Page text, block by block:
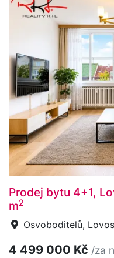
Prodej bytu 4+1,
m2
Osvoboditelů,
4 499 000 Kč /za